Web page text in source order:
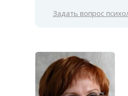
Задать вопрос